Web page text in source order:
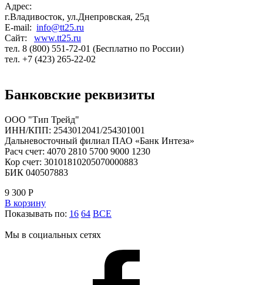
Адрес:
г.Владивосток, ул.Днепровская, 25д
E-mail: info@tt25.ru
Сайт: www.tt25.ru
тел. 8 (800) 551-72-01 (Бесплатно по России)
тел. +7 (423) 265-22-02
Банковские реквизиты
ООО "Тип Трейд"
ИНН/КПП: 2543012041/254301001
Дальневосточный филиал ПАО «Банк Интеза»
Расч счет: 4070 2810 5700 9000 1230
Кор счет: 30101810205070000883
БИК 040507883
9 300 Р
В корзину
Показывать по: 16 64 ВСЕ
Мы в социальных сетях